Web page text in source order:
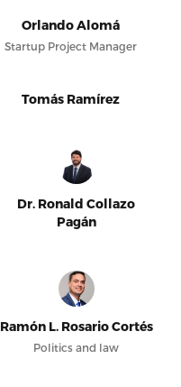
Orlando Alomá
Startup Project Manager
Tomás Ramírez
Dr. Ronald Collazo
Pagán
Ramón L. Rosario Cortés
Politics and law